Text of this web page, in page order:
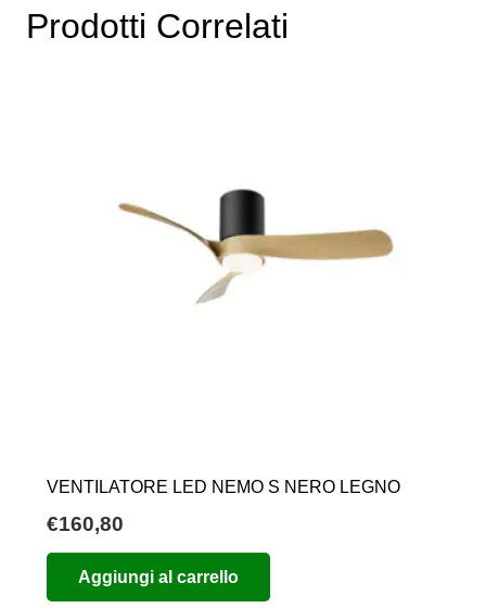
Prodotti Correlati
VENTILATORE LED NEMO S NERO LEGNO
€160,80
Aggiungi al carrello